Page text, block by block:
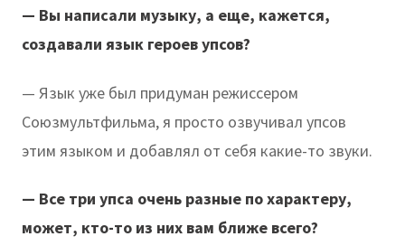
— Вы написали музыку, а еще, кажется,
создавали язык героев упсов?
— Язык уже был придуман режиссером
Союзмультфильма, я просто озвучивал упсов
этим языком и добавлял от себя какие-то звуки.
— Все три упса очень разные по характеру,
может, кто-то из них вам ближе всего?